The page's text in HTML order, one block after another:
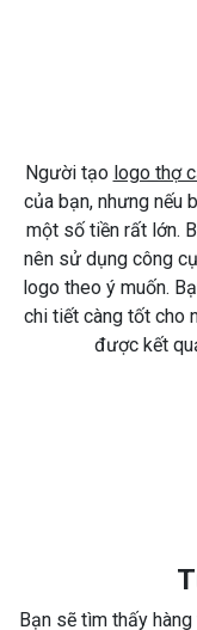
Người tạo logo thợ
của bạn, nhưng nếu
một số tiền rất lớn.
nên sử dụng công
logo theo ý muốn.
chi tiết càng tốt cho
được kết
Bạn sẽ tìm thấy